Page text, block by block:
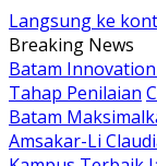
Langsung ke
Breaking News
Batam
Tahap Penilaian
Batam
Amsakar-Li